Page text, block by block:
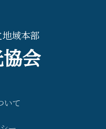
域本部
会
いて